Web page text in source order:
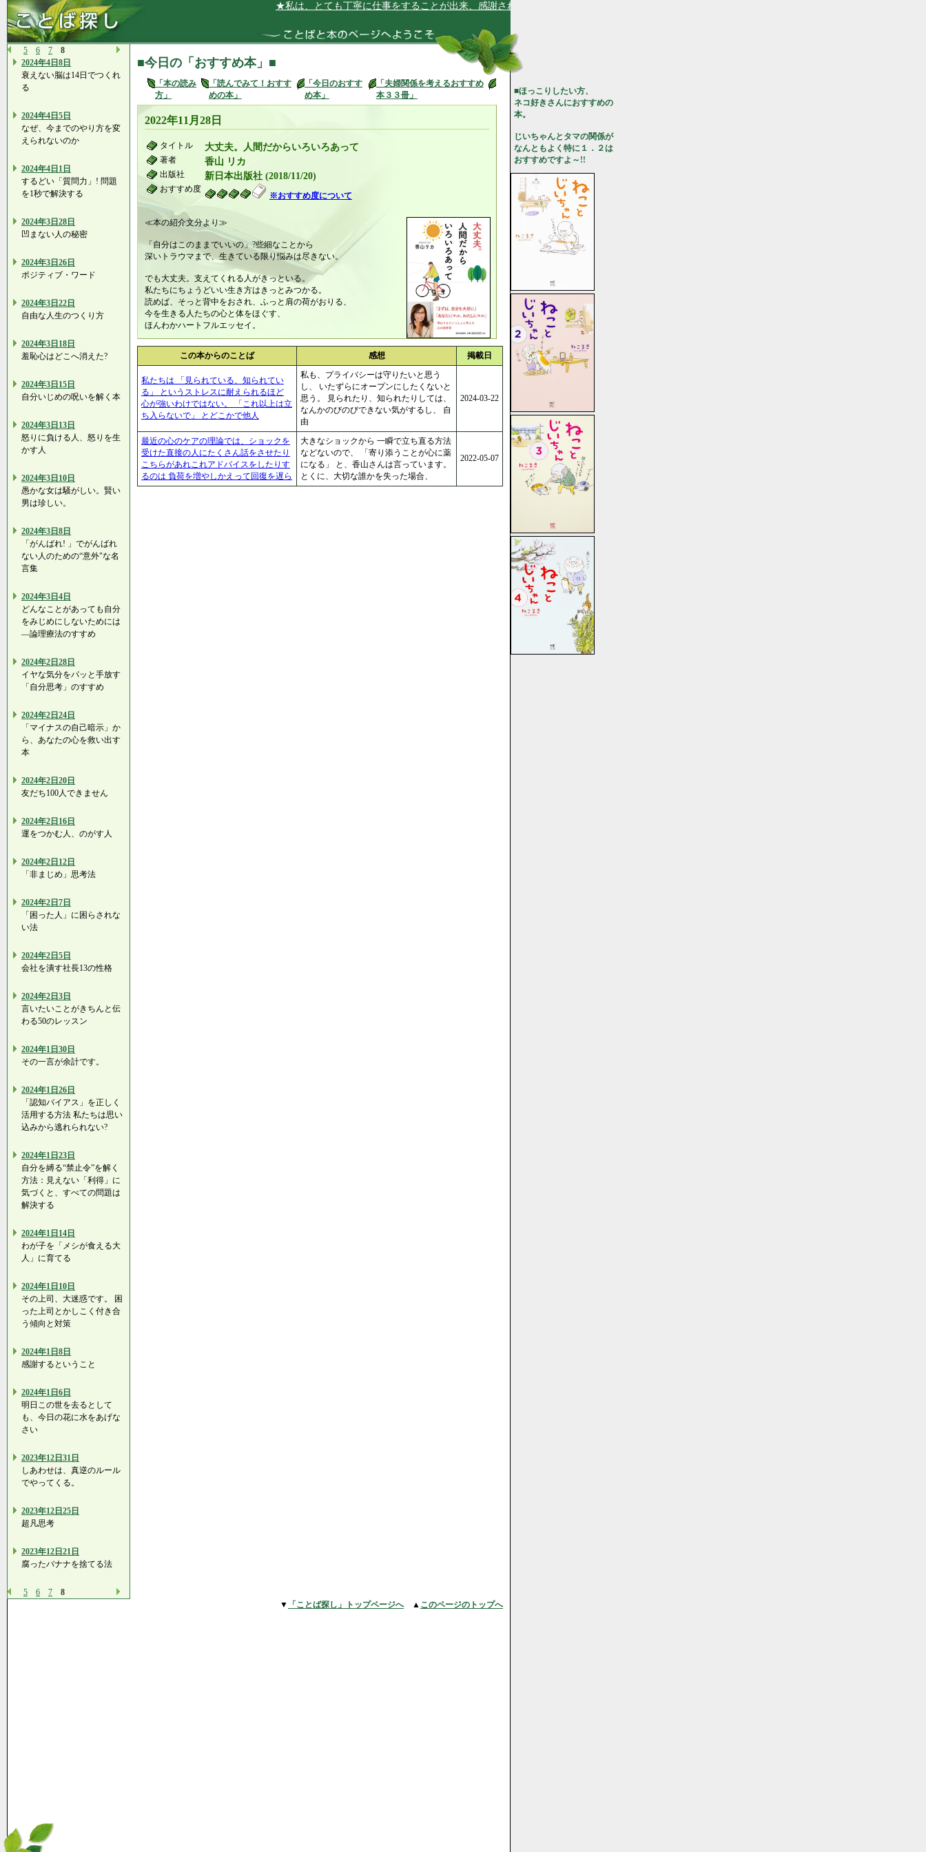
★私は、とても丁寧に仕事をすることが出来、感謝されています★
5 6 7
8
2024年4日8日
衰えない脳は14日でつくれ
る
2024年4日5日
なぜ、今までのやり方を変
えられないのか
2024年4日1日
するどい「質問力」! 問題
を1秒で解決する
2024年3日28日
凹まない人の秘密
2024年3日26日
ポジティブ・ワード
2024年3日22日
自由な人生のつくり方
2024年3日18日
羞恥心はどこへ消えた?
2024年3日15日
自分いじめの呪いを解く本
2024年3日13日
怒りに負ける人、怒りを生
かす人
2024年3日10日
愚かな女は騒がしい。賢い
男は珍しい。
2024年3日8日
「がんばれ! 」でがんばれ
ない人のための“意外"な名
言集
2024年3日4日
どんなことがあっても自分
をみじめにしないためには
―論理療法のすすめ
2024年2日28日
イヤな気分をパッと手放す
「自分思考」のすすめ
2024年2日24日
「マイナスの自己暗示」か
ら、あなたの心を救い出す
本
2024年2日20日
友だち100人できません
2024年2日16日
運をつかむ人、のがす人
2024年2日12日
「非まじめ」思考法
2024年2日7日
「困った人」に困らされな
い法
2024年2日5日
会社を潰す社長13の性格
2024年2日3日
言いたいことがきちんと伝
わる50のレッスン
2024年1日30日
その一言が余計です。
2024年1日26日
「認知バイアス」を正しく
活用する方法 私たちは思い
込みから逃れられない?
2024年1日23日
自分を縛る“禁止令”を解く
方法：見えない「利得」に
気づくと、すべての問題は
解決する
2024年1日14日
わが子を「メシが食える大
人」に育てる
2024年1日10日
その上司、大迷惑です。 困
った上司とかしこく付き合
う傾向と対策
2024年1日8日
感謝するということ
2024年1日6日
明日この世を去るとして
も、今日の花に水をあげな
さい
2023年12日31日
しあわせは、真逆のルール
でやってくる。
2023年12日25日
超凡思考
2023年12日21日
腐ったバナナを捨てる法
5 6 7 8
■今日の「おすすめ本」■
「本の読み
方」
「読んでみて！おすす
めの本」
「今日のおすす
め本」
「夫婦関係を考えるおすすめ
本３３冊」
2022年11月28日
タイトル 大丈夫。人間だからいろいろあって
著者 香山 リカ
出版社 新日本出版社 (2018/11/20)
おすすめ度
※おすすめ度について
≪本の紹介文分より≫
「自分はこのままでいいの」?些細なことから
深いトラウマまで、生きている限り悩みは尽きない。
でも大丈夫。支えてくれる人がきっといる。
私たちにちょうどいい生き方はきっとみつかる。
読めば、そっと背中をおされ、ふっと肩の荷がおりる、
今を生きる人たちの心と体をほぐす、
ほんわかハートフルエッセイ。
この本からのことば 感想 掲載日
私たちは 「見られている、知られてい
る」 というストレスに耐えられるほど
心が強いわけではない。 「これ以上は立
ち入らないで」 とどこかで他人
私も、プライバシーは守りたいと思う
し、 いたずらにオープンにしたくないと
思う。 見られたり、知られたりしては、
なんかのびのびできない気がするし、 自
由
2024-03-22
最近の心のケアの理論では、ショックを
受けた直接の人にたくさん話をさせたり
こちらがあれこれアドバイスをしたりす
るのは 負荷を増やしかえって回復を遅ら
大きなショックから 一瞬で立ち直る方法
などないので、 「寄り添うことが心に薬
になる」 と、香山さんは言っています。
とくに、大切な誰かを失った場合、
2022-05-07
■ほっこりしたい方、
ネコ好きさんにおすすめの
本。
じいちゃんとタマの関係が
なんともよく特に１．２は
おすすめですよ～!!
▼ 「ことば探し」トップページへ▲ このページのトップへ